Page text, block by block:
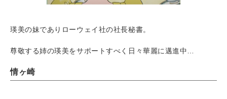
瑛美の妹でありローウェイ社の社長秘書。
尊敬する姉の瑛美をサポートすべく日々華麗に邁進中…
情ヶ崎